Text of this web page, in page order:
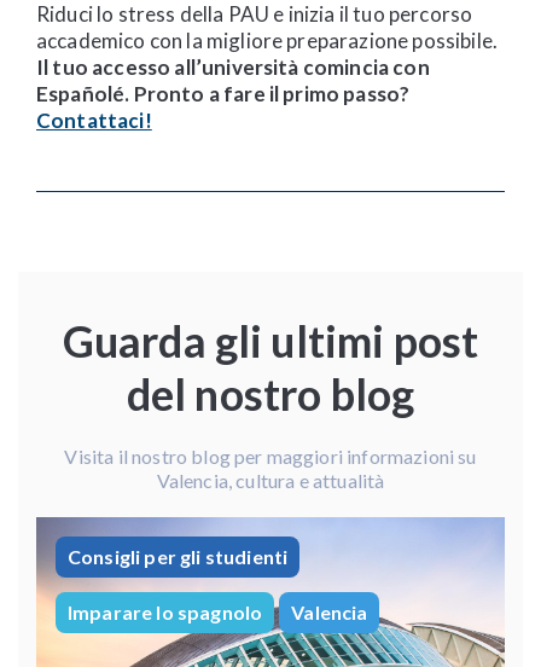
Riduci lo stress della PAU e inizia il tuo percorso
accademico con la migliore preparazione possibile.
Il tuo accesso all’università comincia con
Españolé. Pronto a fare il primo passo?
Contattaci!
Guarda gli ultimi post
del nostro blog
Visita il nostro blog per maggiori informazioni su
Valencia, cultura e attualità
Consigli per gli studienti
Imparare lo spagnolo Valencia